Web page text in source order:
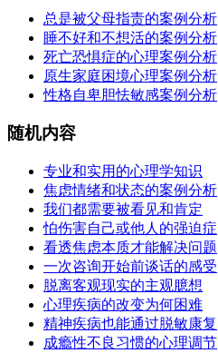
总是被父母指责的案例分析
睡不好和不想活的案例分析
死亡恐惧症的心理案例分析
原生家庭困境心理案例分析
性格自卑胆怯敏感案例分析
随机内容
专业和实用的心理学知识
焦虑情绪和状态的案例分析
我们都需要被看见和肯定
怕伤害自己或他人的强迫症
看透焦虑本质才能解决问题
一次咨询开始前谈话的感受
脱离客观现实的主观臆想
心理疾病的改变为何困难
精神疾病也能通过脱敏康复
成瘾性不良习惯的心理调节